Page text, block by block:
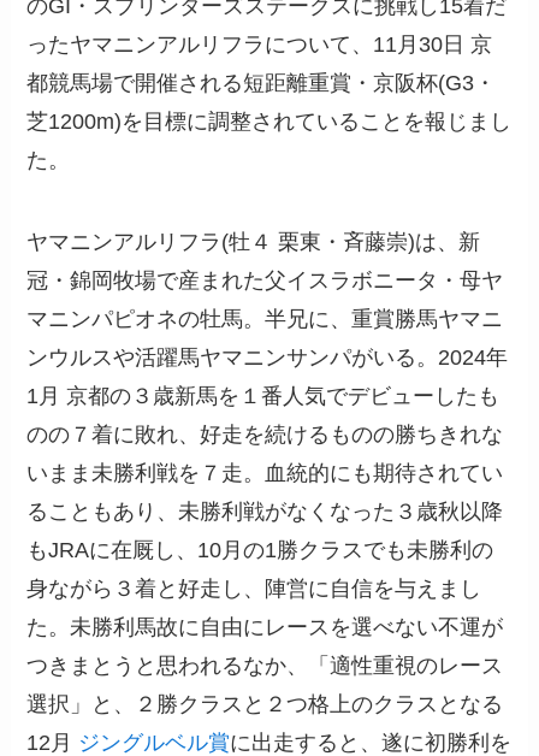
のGI・スプリンターズステークスに挑戦し15着だ
ったヤマニンアルリフラについて、11月30日 京
都競馬場で開催される短距離重賞・京阪杯(G3・
芝1200m)を目標に調整されていることを報じまし
た。
ヤマニンアルリフラ(牡４ 栗東・斉藤崇)は、新
冠・錦岡牧場で産まれた父イスラボニータ・母ヤ
マニンパピオネの牡馬。半兄に、重賞勝馬ヤマニ
ンウルスや活躍馬ヤマニンサンパがいる。2024年
1月 京都の３歳新馬を１番人気でデビューしたも
のの７着に敗れ、好走を続けるものの勝ちきれな
いまま未勝利戦を７走。血統的にも期待されてい
ることもあり、未勝利戦がなくなった３歳秋以降
もJRAに在厩し、10月の1勝クラスでも未勝利の
身ながら３着と好走し、陣営に自信を与えまし
た。未勝利馬故に自由にレースを選べない不運が
つきまとうと思われるなか、「適性重視のレース
選択」と、２勝クラスと２つ格上のクラスとなる
12月 ジングルベル賞に出走すると、遂に初勝利を